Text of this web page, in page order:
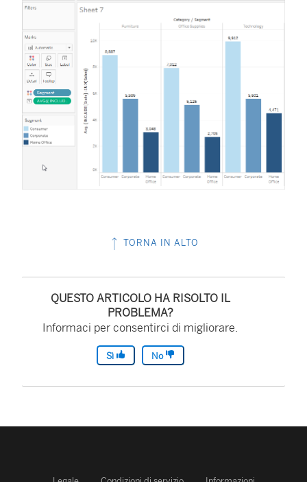
TORNA IN ALTO
QUESTO ARTICOLO HA RISOLTO IL
PROBLEMA?
Informaci per consentirci di migliorare.
Sì No